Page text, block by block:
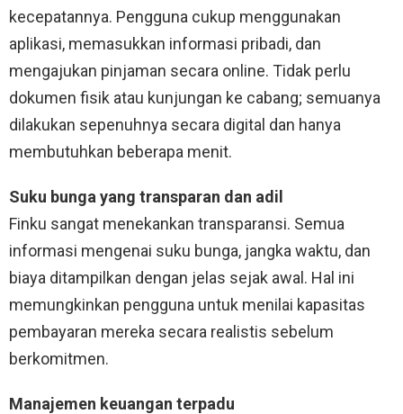
kecepatannya. Pengguna cukup menggunakan
aplikasi, memasukkan informasi pribadi, dan
mengajukan pinjaman secara online. Tidak perlu
dokumen fisik atau kunjungan ke cabang; semuanya
dilakukan sepenuhnya secara digital dan hanya
membutuhkan beberapa menit.
Suku bunga yang transparan dan adil
Finku sangat menekankan transparansi. Semua
informasi mengenai suku bunga, jangka waktu, dan
biaya ditampilkan dengan jelas sejak awal. Hal ini
memungkinkan pengguna untuk menilai kapasitas
pembayaran mereka secara realistis sebelum
berkomitmen.
Manajemen keuangan terpadu